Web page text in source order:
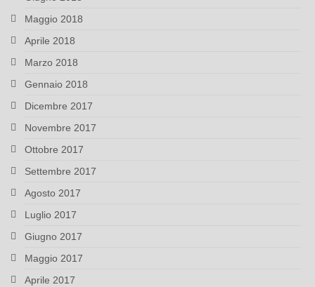
Maggio 2018
Aprile 2018
Marzo 2018
Gennaio 2018
Dicembre 2017
Novembre 2017
Ottobre 2017
Settembre 2017
Agosto 2017
Luglio 2017
Giugno 2017
Maggio 2017
Aprile 2017